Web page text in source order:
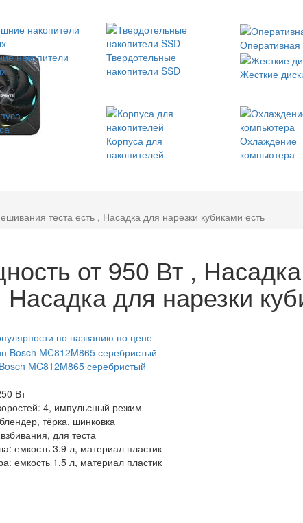
накопители
Твердотельные
накопители SSD
Оперативная
Жесткие
Корпуса для
накопителей
Охлаждение
компьютера
теста есть , Насадка для нарезки кубиками есть
от 950 Вт ,
для нарезки
по названию по цене
MC812M865 серебристый
Вт
4, импульсный режим
блендер, тёрка, шинковка
для теста
емкость 3.9 л, материал пластик
емкость 1.5 л, материал пластик